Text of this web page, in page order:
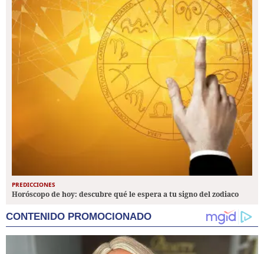
PREDICCIONES
Horóscopo de hoy: descubre qué le espera a tu signo del zodiaco
CONTENIDO PROMOCIONADO